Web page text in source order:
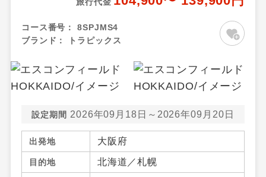
コース番号：
8SPJMS4
ブランド：
トラピックス
設定期間 2026年09月18日～2026年09月20日
出発地 大阪府
目的地 北海道／札幌